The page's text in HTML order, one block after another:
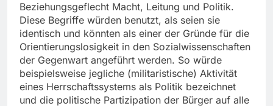
Beziehungsgeflecht Macht, Leitung und Politik.
Diese Begriffe würden benutzt, als seien sie
identisch und könnten als einer der Gründe für die
Orientierungslosigkeit in den Sozialwissenschaften
der Gegenwart angeführt werden. So würde
beispielsweise jegliche (militaristische) Aktivität
eines Herrschaftssystems als Politik bezeichnet
und die politische Partizipation der Bürger auf alle